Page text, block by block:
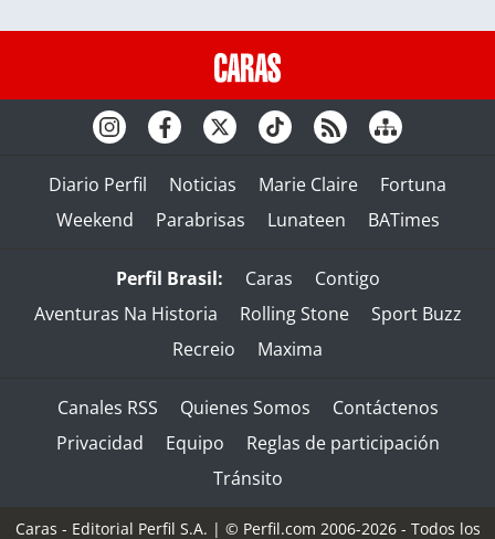
Diario Perfil Noticias Marie Claire
Fortuna
Weekend
Parabrisas Lunateen BATimes
Perfil Brasil: Caras
Contigo
Aventuras Na Historia
Rolling Stone
Sport Buzz
Recreio
Maxima
Canales RSS Quienes Somos
Contáctenos
Privacidad
Equipo
Reglas de participación
Tránsito
Caras - Editorial Perfil S.A. | © Perfil.com 2006-2026 - Todos los